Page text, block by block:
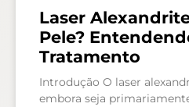
Laser
Pele?
Tratamento
Introdução O laser
embora seja